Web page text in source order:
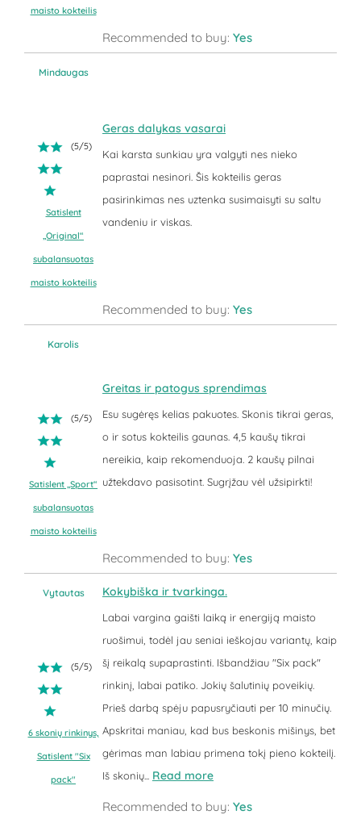
maisto kokteilis
Recommended to buy: Yes
Mindaugas
(5/5)
Satislent
„Original“
subalansuotas
maisto kokteilis
Geras dalykas vasarai
Kai karsta sunkiau yra valgyti nes nieko
paprastai nesinori. Šis kokteilis geras
pasirinkimas nes uztenka susimaisyti su saltu
vandeniu ir viskas.
Recommended to buy: Yes
Karolis
(5/5)
Satislent „Sport“
subalansuotas
maisto kokteilis
Greitas ir patogus sprendimas
Esu sugėręs kelias pakuotes. Skonis tikrai geras,
o ir sotus kokteilis gaunas. 4,5 kaušų tikrai
nereikia, kaip rekomenduoja. 2 kaušų pilnai
užtekdavo pasisotint. Sugrįžau vėl užsipirkti!
Recommended to buy: Yes
Vytautas
(5/5)
6 skonių rinkinys,
Satislent "Six
pack"
Kokybiška ir tvarkinga.
Labai vargina gaišti laiką ir energiją maisto
ruošimui, todėl jau seniai ieškojau variantų, kaip
šį reikalą supaprastinti. Išbandžiau "Six pack"
rinkinį, labai patiko. Jokių šalutinių poveikių.
Prieš darbą spėju papusryčiauti per 10 minučių.
Apskritai maniau, kad bus beskonis mišinys, bet
gėrimas man labiau primena tokį pieno kokteilį.
Iš skonių... Read more
Recommended to buy: Yes